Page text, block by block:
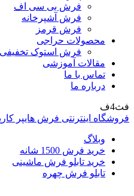
فرش بی سی اف
فرش آشپرخانه
فرش قرمز
محصولات حراجی
فرش استوک تخفیفی
مقالات آموزشی
تماس با ما
درباره ما
فث4ف
فروشگاه اینترنتی فرش هایپر
وبلاگ
خرید فرش 1500 شانه
خرید تابلو فرش ماشینی
تابلو فرش چهره